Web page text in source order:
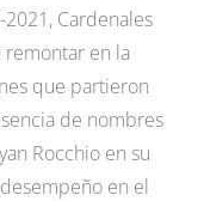
Cardenales
remontar en la
que partieron
de nombres
Rocchio en su
en el